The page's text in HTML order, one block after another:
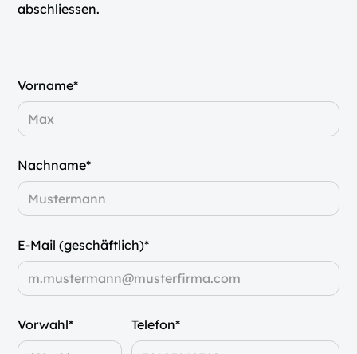
abschliessen.
Vorname*
Nachname*
E-Mail (geschäftlich)*
Vorwahl* Telefon*